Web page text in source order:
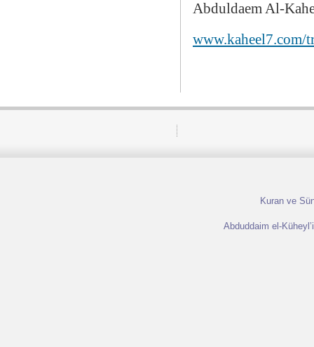
Abduldaem Al-
www.kaheel7.com/
Kuran ve
Abduddaim el-